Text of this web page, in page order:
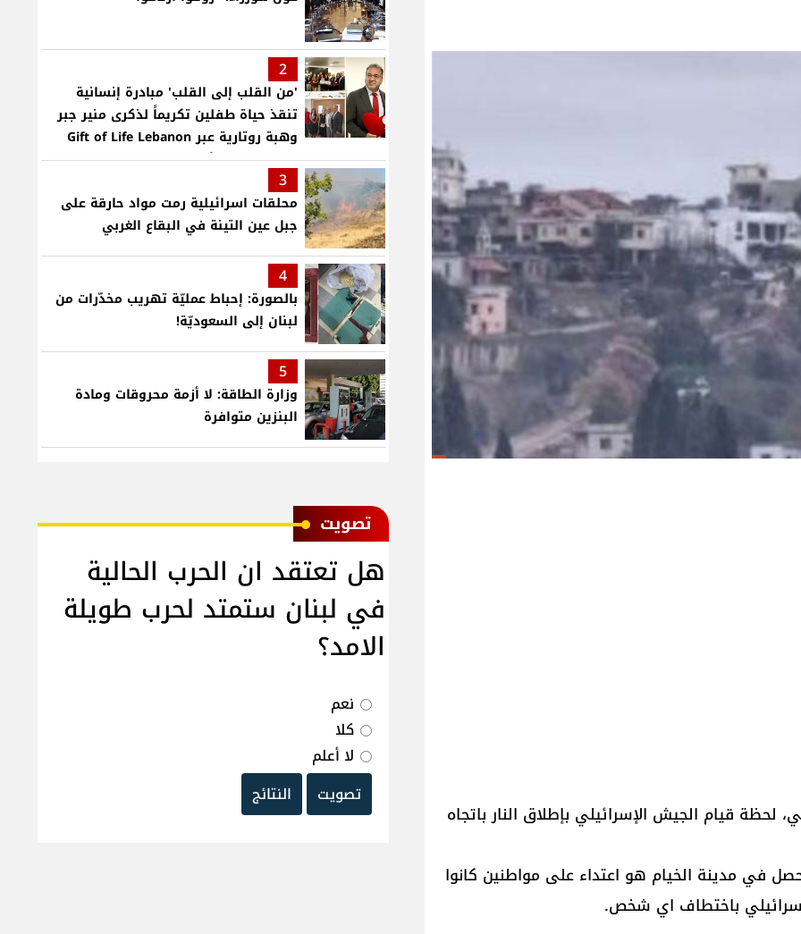
قيام الجيش الإسرائيلي بإطلاق النار باتجاه
في مدينة الخيام هو اعتداء على مواطنين كانوا
باختطاف اي شخص.
2
'من القلب إلى القلب' مبادرة إنسانية
تنقذ حياة طفلين تكريماً لذكرى منير جبر
وهبة روتارية عبر Gift of Life Lebanon
لعمليات قلب لأطفال في مستشفى حمود
الجامعي
3
محلقات اسرائيلية رمت مواد حارقة على
جبل عين التينة في البقاع الغربي
4
بالصورة: إحباط عمليّة تهريب مخدّرات من
لبنان إلى السعوديّة!
5
وزارة الطاقة: لا أزمة محروقات ومادة
البنزين متوافرة
ﺗﺼﻮﻳﺖ
هل تعتقد ان الحرب الحالية
في لبنان ستمتد لحرب طويلة
الامد؟
نعم
كلا
لا أعلم
تصويت
النتائج